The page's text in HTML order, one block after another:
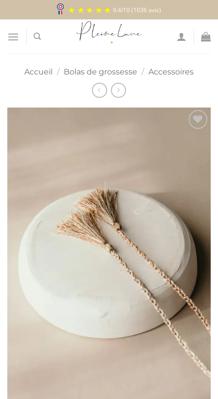
au
contenu
9.4/10(1036 avis)
Accueil / Bolas de grossesse / Accessoires